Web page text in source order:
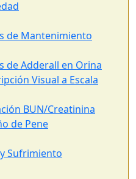
de Mantenimiento
de Adderall en Orina
Visual a Escala
BUN/Creatinina
de Pene
Sufrimiento